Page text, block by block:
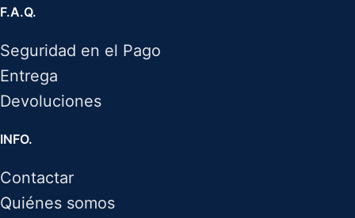
F.A.Q.
Seguridad en el Pago
Entrega
Devoluciones
INFO.
Contactar
Quiénes somos